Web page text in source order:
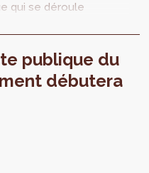
qui se déroule
sur le
publique du
débutera